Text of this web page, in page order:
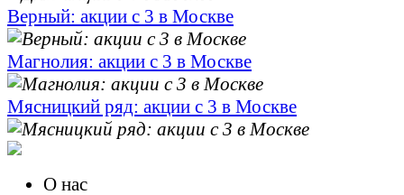
Верный: акции с 3 в Москве
Магнолия: акции с 3 в Москве
Мясницкий ряд: акции с 3 в Москве
О нас